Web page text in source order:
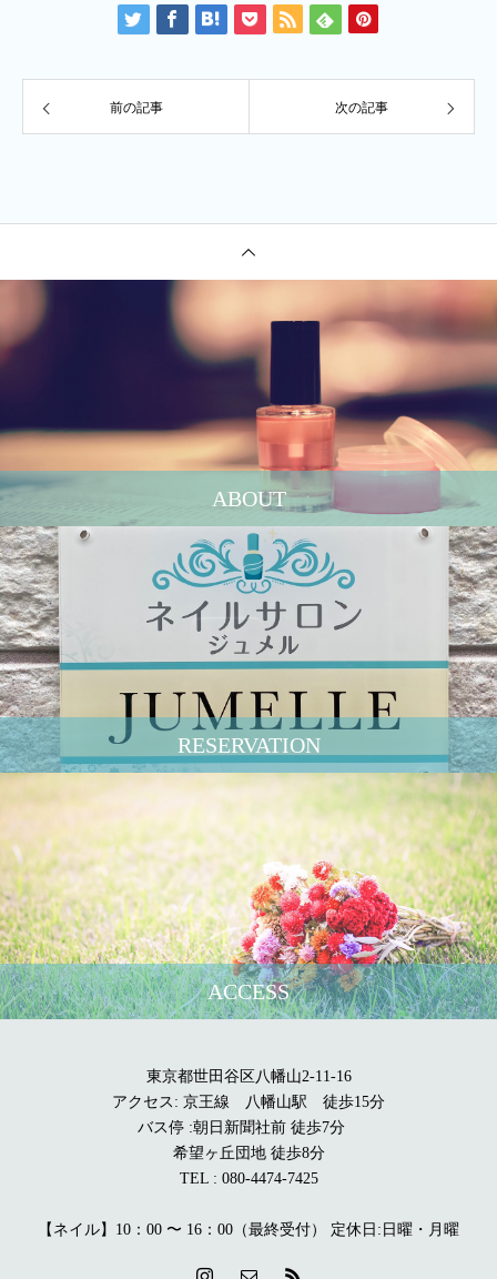
前の記事 次の記事
ABOUT
RESERVATION
ACCESS
東京都世田谷区八幡山2-11-16
アクセス: 京王線 八幡山駅 徒歩15分
バス停 :朝日新聞社前 徒歩7分
希望ヶ丘団地 徒歩8分
TEL : 080-4474-7425
【ネイル】10：00 〜 16：00（最終受付） 定休日:日曜・月曜